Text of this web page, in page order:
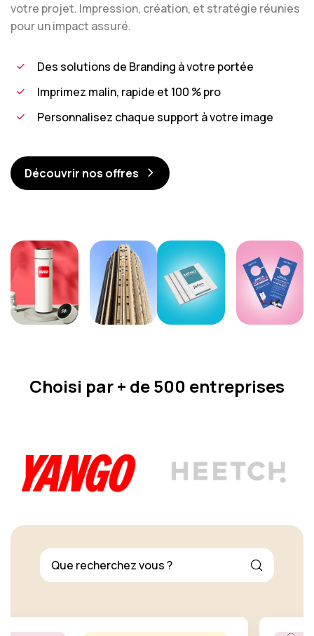
votre projet. Impression, création, et stratégie réunies
pour un impact assuré.
Des solutions de Branding à votre portée
Imprimez malin, rapide et 100 % pro
Personnalisez chaque support à votre image
Découvrir nos offres
Choisi par + de 500 entreprises